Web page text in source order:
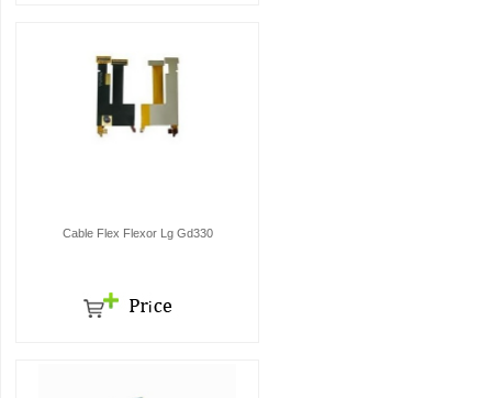
Cable Flex Flexor Lg Gd330